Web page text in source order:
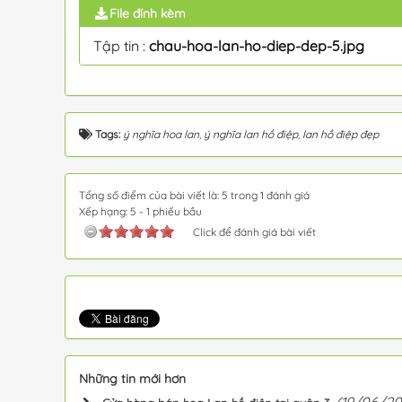
File đính kèm
Tập tin : chau-hoa-lan-ho-diep-dep-5.jpg
Tags: ý nghĩa hoa lan ý nghĩa lan hồ điệp, lan hồ điệp đẹp
Tổng số điểm của bài viết là: 5 trong 1 đánh giá
Xếp hạng: 5 - 1 phiếu bầu
Click để đánh giá bài viết
Những tin mới hơn